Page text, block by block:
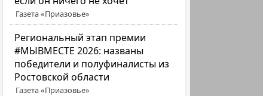
Газета «Приазовье»
Региональный этап премии
#МЫВМЕСТЕ 2026: названы
победители и полуфиналисты из
Ростовской области
Газета «Приазовье»